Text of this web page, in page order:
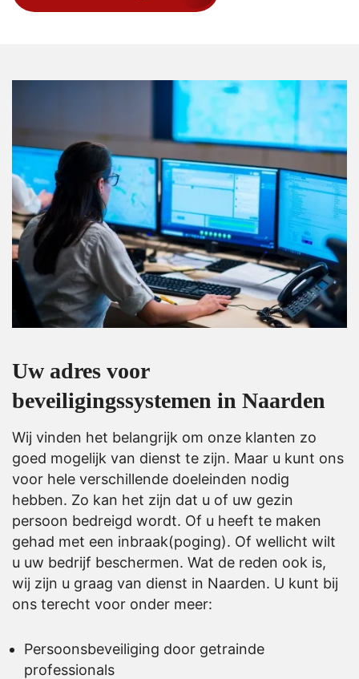
Uw adres voor
beveiligingssystemen in Naarden
Wij vinden het belangrijk om onze klanten zo
goed mogelijk van dienst te zijn. Maar u kunt ons
voor hele verschillende doeleinden nodig
hebben. Zo kan het zijn dat u of uw gezin
persoon bedreigd wordt. Of u heeft te maken
gehad met een inbraak(poging). Of wellicht wilt
u uw bedrijf beschermen. Wat de reden ook is,
wij zijn u graag van dienst in Naarden. U kunt bij
ons terecht voor onder meer:
Persoonsbeveiliging door getrainde
professionals